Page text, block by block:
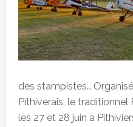
des stampistes…
Pithiverais, le
les 27 et 28 juin à